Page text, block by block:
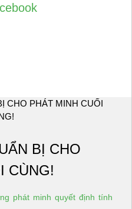
BỊ CHO
CÙNG!
phát minh quyết định tính